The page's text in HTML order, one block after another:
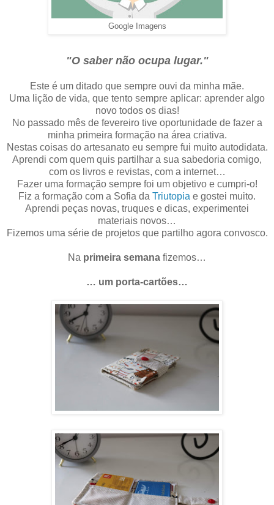
Google Imagens
"O saber não ocupa lugar."
Este é um ditado que sempre ouvi da minha mãe.
Uma lição de vida, que tento sempre aplicar: aprender algo
novo todos os dias!
No passado mês de fevereiro tive oportunidade de fazer a
minha primeira formação na área criativa.
Nestas coisas do artesanato eu sempre fui muito autodidata.
Aprendi com quem quis partilhar a sua sabedoria comigo,
com os livros e revistas, com a internet…
Fazer uma formação sempre foi um objetivo e cumpri-o!
Fiz a formação com a Sofia da Triutopia e gostei muito.
Aprendi peças novas, truques e dicas, experimentei
materiais novos…
Fizemos uma série de projetos que partilho agora convosco.
Na primeira semana fizemos…
… um porta-cartões…